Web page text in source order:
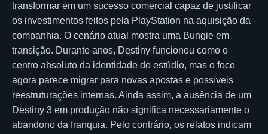
transformar em um sucesso comercial capaz de justificar
os investimentos feitos pela PlayStation na aquisição da
companhia. O cenário atual mostra uma Bungie em
transição. Durante anos, Destiny funcionou como o
centro absoluto da identidade do estúdio, mas o foco
agora parece migrar para novas apostas e possíveis
reestruturações internas. Ainda assim, a ausência de um
Destiny 3 em produção não significa necessariamente o
abandono da franquia. Pelo contrário, os relatos indicam